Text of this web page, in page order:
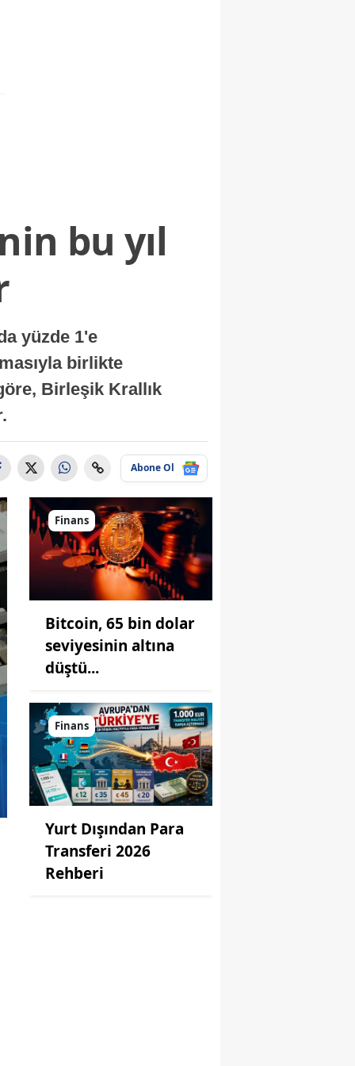
bu yıl
yüzde 1'e
birlikte
Birleşik Krallık
Abone Ol
Finans
Bitcoin, 65 bin dolar
seviyesinin altına
düştü...
Finans
Yurt Dışından Para
Transferi 2026
Rehberi